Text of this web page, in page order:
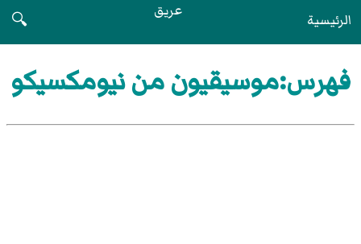
الرئيسية عريق
🔍
فهرس:موسيقيون من نيومكسيكو